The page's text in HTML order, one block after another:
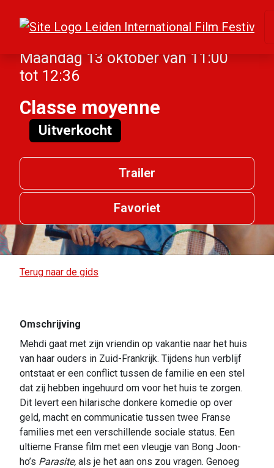
Maandag 13 oktober van 11:00
tot 12:36
Classe moyenne
Uitverkocht
Trailer
Favoriet
Terug naar de gids
Omschrijving
Mehdi gaat met zijn vriendin op vakantie naar het huis
van haar ouders in Zuid-Frankrijk. Tijdens hun verblijf
ontstaat er een conflict tussen de familie en een stel
dat zij hebben ingehuurd om voor het huis te zorgen.
Dit levert een hilarische donkere komedie op over
geld, macht en communicatie tussen twee Franse
families met een verschillende sociale status. Een
ultieme Franse film met een vleugje van Bong Joon-
ho’s Parasite, als je het aan ons zou vragen. Genoeg